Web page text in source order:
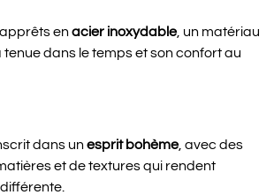
enacier inoxydable, un matériau
dans le temps et son confort au
dans unesprit bohème, avec des
et de textures qui rendent